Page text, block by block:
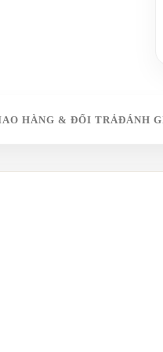
HÀNG & ĐỔI TRẢĐÁNH